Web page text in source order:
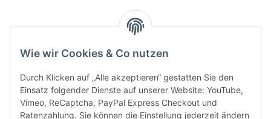
Wie wir Cookies & Co nutzen
Durch Klicken auf „Alle akzeptieren“ gestatten Sie den
Einsatz folgender Dienste auf unserer Website: YouTube,
Vimeo, ReCaptcha, PayPal Express Checkout und
Ratenzahlung. Sie können die Einstellung jederzeit ändern